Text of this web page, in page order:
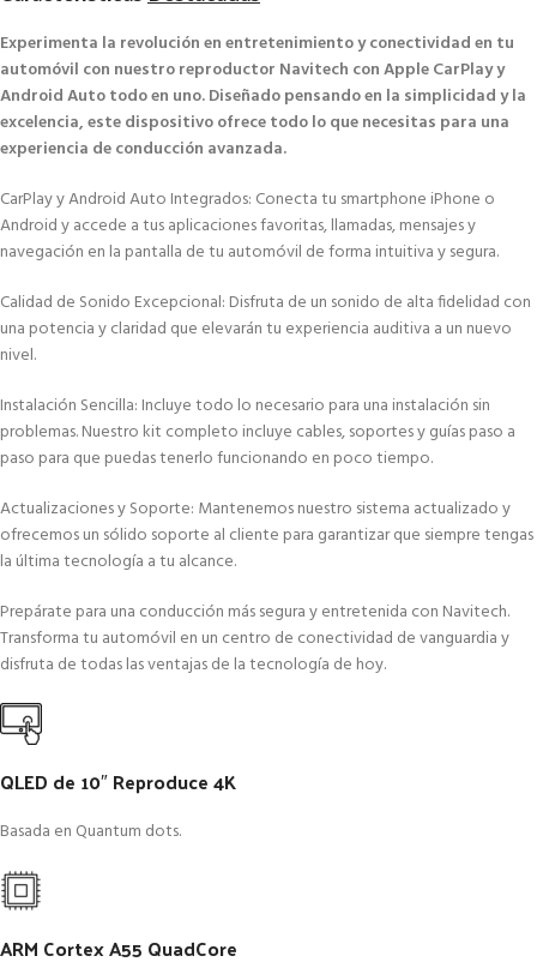
Experimenta la revolución en entretenimiento y conectividad en tu
automóvil con nuestro reproductor Navitech con Apple CarPlay y
Android Auto todo en uno. Diseñado pensando en la simplicidad y la
excelencia, este dispositivo ofrece todo lo que necesitas para una
experiencia de conducción avanzada.
CarPlay y Android Auto Integrados: Conecta tu smartphone iPhone o
Android y accede a tus aplicaciones favoritas, llamadas, mensajes y
navegación en la pantalla de tu automóvil de forma intuitiva y segura.
Calidad de Sonido Excepcional: Disfruta de un sonido de alta fidelidad con
una potencia y claridad que elevarán tu experiencia auditiva a un nuevo
nivel.
Instalación Sencilla: Incluye todo lo necesario para una instalación sin
problemas. Nuestro kit completo incluye cables, soportes y guías paso a
paso para que puedas tenerlo funcionando en poco tiempo.
Actualizaciones y Soporte: Mantenemos nuestro sistema actualizado y
ofrecemos un sólido soporte al cliente para garantizar que siempre tengas
la última tecnología a tu alcance.
Prepárate para una conducción más segura y entretenida con Navitech.
Transforma tu automóvil en un centro de conectividad de vanguardia y
disfruta de todas las ventajas de la tecnología de hoy.
QLED de 10″ Reproduce 4K
Basada en Quantum dots.
ARM Cortex A55 QuadCore